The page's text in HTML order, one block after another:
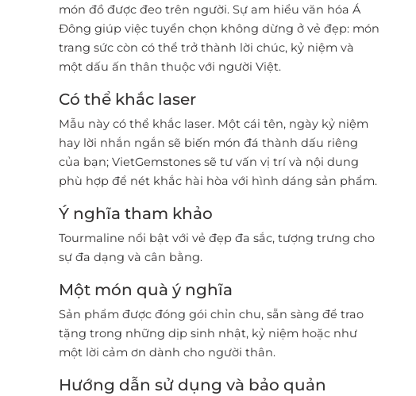
món đồ được đeo trên người. Sự am hiểu văn hóa Á
Đông giúp việc tuyển chọn không dừng ở vẻ đẹp: món
trang sức còn có thể trở thành lời chúc, kỷ niệm và
một dấu ấn thân thuộc với người Việt.
Có thể khắc laser
Mẫu này có thể khắc laser. Một cái tên, ngày kỷ niệm
hay lời nhắn ngắn sẽ biến món đá thành dấu riêng
của bạn; VietGemstones sẽ tư vấn vị trí và nội dung
phù hợp để nét khắc hài hòa với hình dáng sản phẩm.
Ý nghĩa tham khảo
Tourmaline nổi bật với vẻ đẹp đa sắc, tượng trưng cho
sự đa dạng và cân bằng.
Một món quà ý nghĩa
Sản phẩm được đóng gói chỉn chu, sẵn sàng để trao
tặng trong những dịp sinh nhật, kỷ niệm hoặc như
một lời cảm ơn dành cho người thân.
Hướng dẫn sử dụng và bảo quản